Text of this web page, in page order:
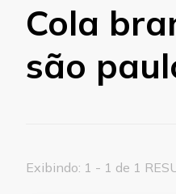
Cola
são
Exibindo: 1 - 1 de 1